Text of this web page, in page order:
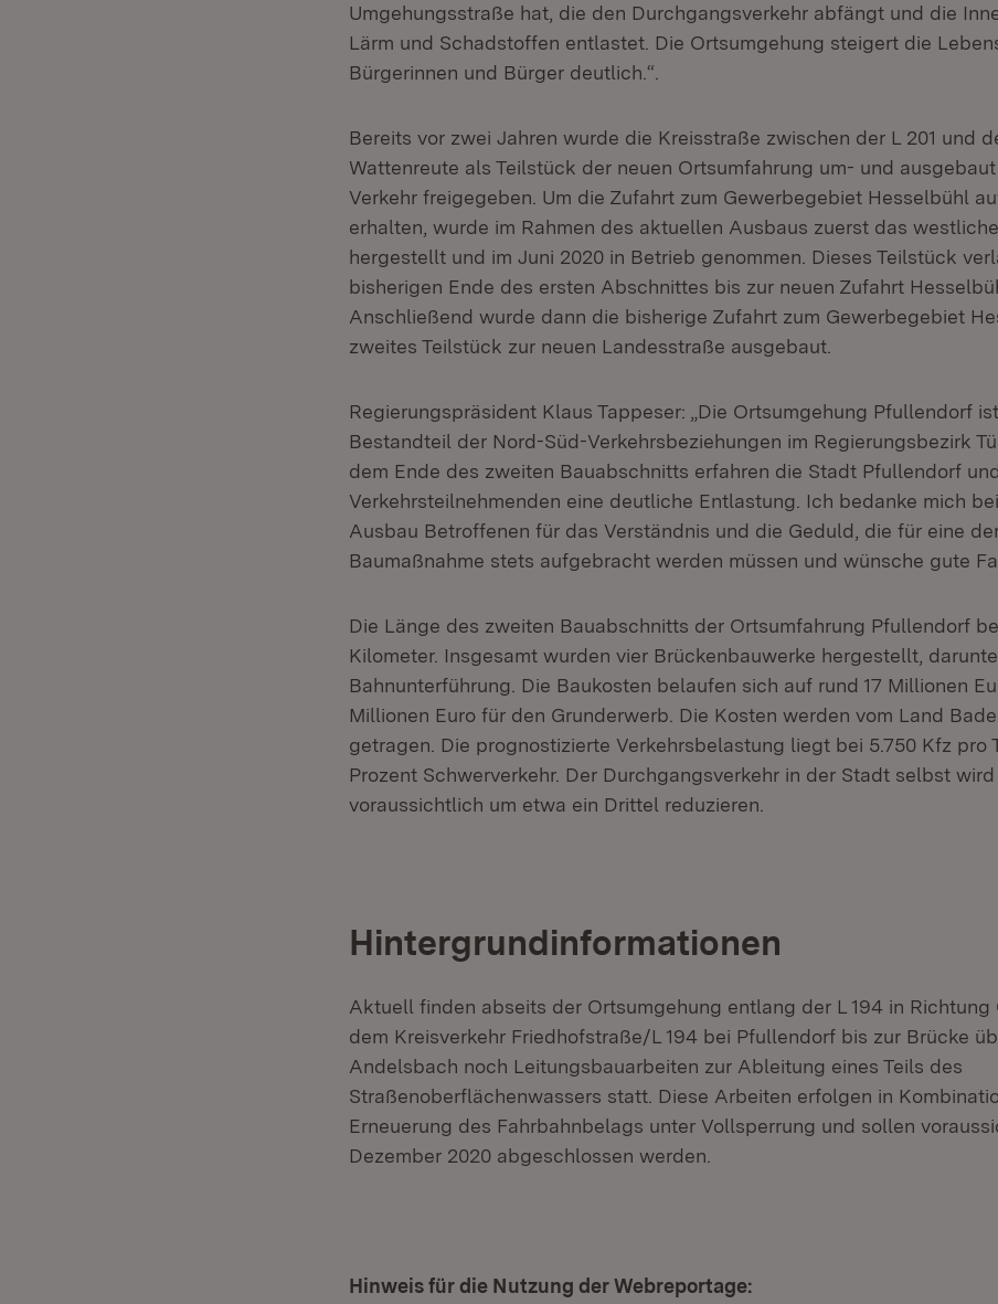
Umgehungsstraße hat, die den Durchgangsverkehr abfängt und die
Lärm und Schadstoffen entlastet. Die Ortsumgehung steigert die
Bürgerinnen und Bürger deutlich.“.
Bereits vor zwei Jahren wurde die Kreisstraße zwischen der L 201 und
Wattenreute als Teilstück der neuen Ortsumfahrung um- und
Verkehr freigegeben. Um die Zufahrt zum Gewerbegebiet Hesselbühl
erhalten, wurde im Rahmen des aktuellen Ausbaus zuerst das
hergestellt und im Juni 2020 in Betrieb genommen. Dieses Teilstück
bisherigen Ende des ersten Abschnittes bis zur neuen Zufahrt
Anschließend wurde dann die bisherige Zufahrt zum Gewerbegebiet
zweites Teilstück zur neuen Landesstraße ausgebaut.
Regierungspräsident Klaus Tappeser: „Die Ortsumgehung Pfullendorf
Bestandteil der Nord-Süd-Verkehrsbeziehungen im Regierungsbezirk
dem Ende des zweiten Bauabschnitts erfahren die Stadt Pfullendorf
Verkehrsteilnehmenden eine deutliche Entlastung. Ich bedanke mich
Ausbau Betroffenen für das Verständnis und die Geduld, die für eine
Baumaßnahme stets aufgebracht werden müssen und wünsche gute
Die Länge des zweiten Bauabschnitts der Ortsumfahrung Pfullendorf
Kilometer. Insgesamt wurden vier Brückenbauwerke hergestellt,
Bahnunterführung. Die Baukosten belaufen sich auf rund 17 Millionen
Millionen Euro für den Grunderwerb. Die Kosten werden vom Land
getragen. Die prognostizierte Verkehrsbelastung liegt bei 5.750 Kfz pro
Prozent Schwerverkehr. Der Durchgangsverkehr in der Stadt selbst
voraussichtlich um etwa ein Drittel reduzieren.
Hintergrundinformationen
Aktuell finden abseits der Ortsumgehung entlang der L 194 in Richtung
dem Kreisverkehr Friedhofstraße/L 194 bei Pfullendorf bis zur Brücke
Andelsbach noch Leitungsbauarbeiten zur Ableitung eines Teils des
Straßenoberflächenwassers statt. Diese Arbeiten erfolgen in
Erneuerung des Fahrbahnbelags unter Vollsperrung und sollen
Dezember 2020 abgeschlossen werden.
Hinweis für die Nutzung der Webreportage: